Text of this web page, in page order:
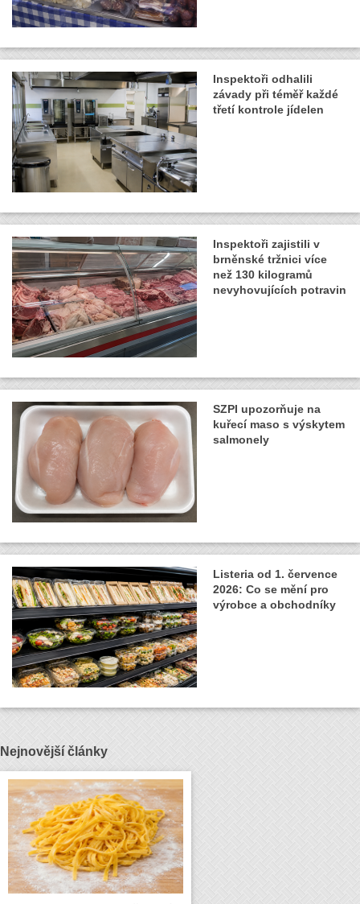
Inspektoři odhalili
závady při téměř každé
třetí kontrole jídelen
Inspektoři zajistili v
brněnské tržnici více
než 130 kilogramů
nevyhovujících potravin
SZPI upozorňuje na
kuřecí maso s výskytem
salmonely
Listeria od 1. července
2026: Co se mění pro
výrobce a obchodníky
Nejnovější články